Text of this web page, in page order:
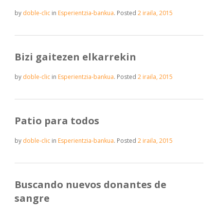
by doble-clic in Esperientzia-bankua. Posted 2 iraila, 2015
Bizi gaitezen elkarrekin
by doble-clic in Esperientzia-bankua. Posted 2 iraila, 2015
Patio para todos
by doble-clic in Esperientzia-bankua. Posted 2 iraila, 2015
Buscando nuevos donantes de
sangre